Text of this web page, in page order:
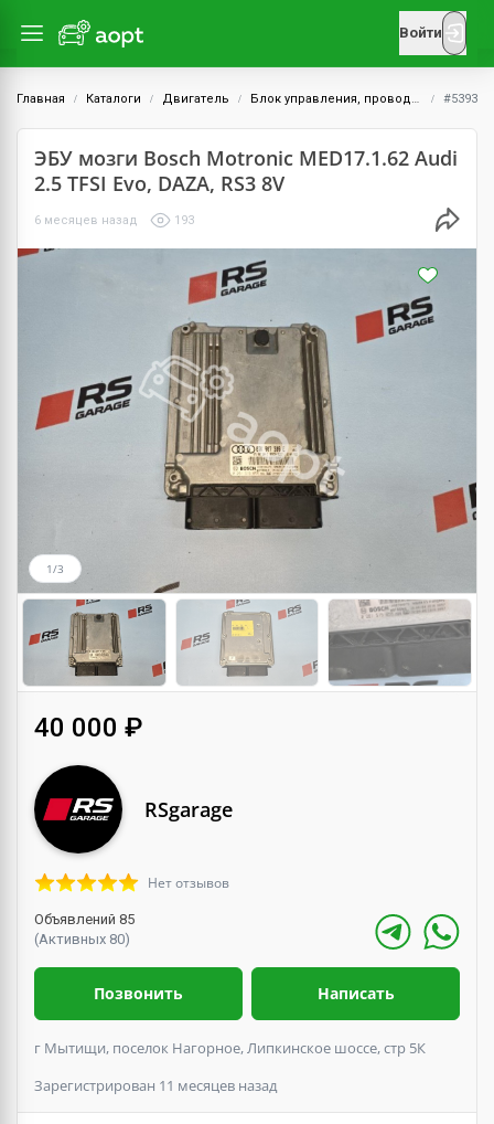
Войти
Главная Каталоги Двигатель Блок управления, проводка и датчики #5393
ЭБУ мозги Bosch Motronic MED17.1.62 Audi
2.5 TFSI Evo, DAZA, RS3 8V
6 месяцев назад 193
1/3
40 000 ₽
RSgarage
Нет отзывов
Объявлений 85
(Активных 80)
Позвонить Написать
г Мытищи, поселок Нагорное, Липкинское шоссе, стр 5К
Зарегистрирован 11 месяцев назад